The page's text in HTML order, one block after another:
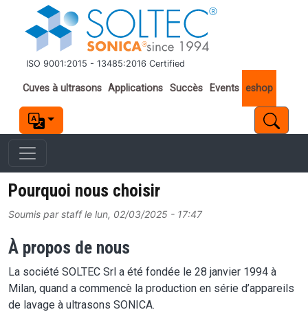
Aller au contenu principal
ISO 9001:2015 - 13485:2016 Certified
Important links
Cuves à ultrasons Applications Succès Events eshop
Pourquoi nous choisir
Soumis parstaffle lun, 02/03/2025 - 17:47
À propos de nous
La société SOLTEC Srl a été fondée le 28 janvier 1994 à
Milan, quand a commencè la production en série d’appareils
de lavage à ultrasons SONICA.